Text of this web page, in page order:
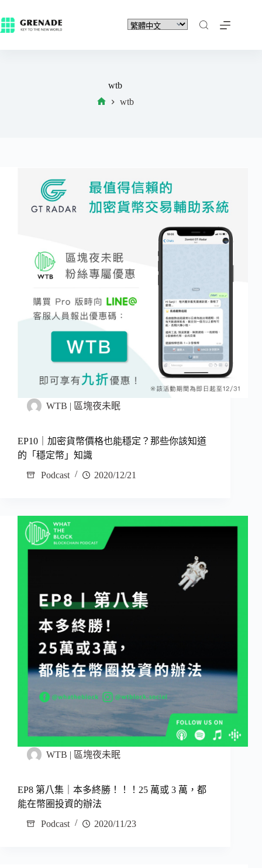
wtb
wtb
WTB | 區塊夜未眠
EP10｜加密貨幣價格也能穩定？那些你該知道
的「穩定幣」知識
Podcast
2020/12/21
WTB | 區塊夜未眠
EP8 第八集｜本多終勝！！！25 萬或 3 萬，都
能在幣圈投資的辦法
Podcast
2020/11/23